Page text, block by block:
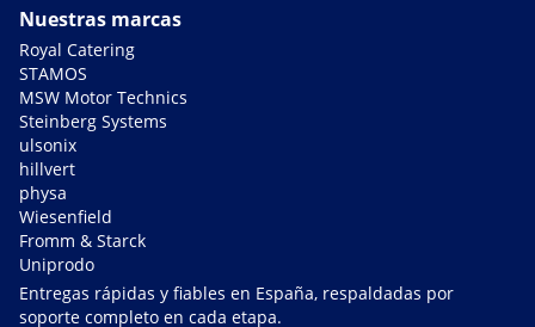
Nuestras marcas
Royal Catering
STAMOS
MSW Motor Technics
Steinberg Systems
ulsonix
hillvert
physa
Wiesenfield
Fromm & Starck
Uniprodo
Entregas rápidas y fiables en España, respaldadas por
soporte completo en cada etapa.